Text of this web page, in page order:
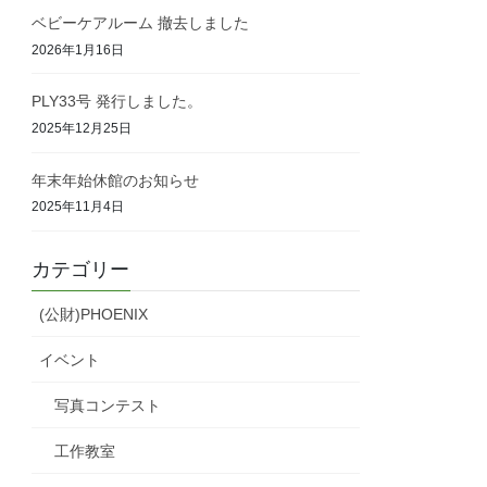
ベビーケアルーム 撤去しました
2026年1月16日
PLY33号 発行しました。
2025年12月25日
年末年始休館のお知らせ
2025年11月4日
カテゴリー
(公財)PHOENIX
イベント
写真コンテスト
工作教室